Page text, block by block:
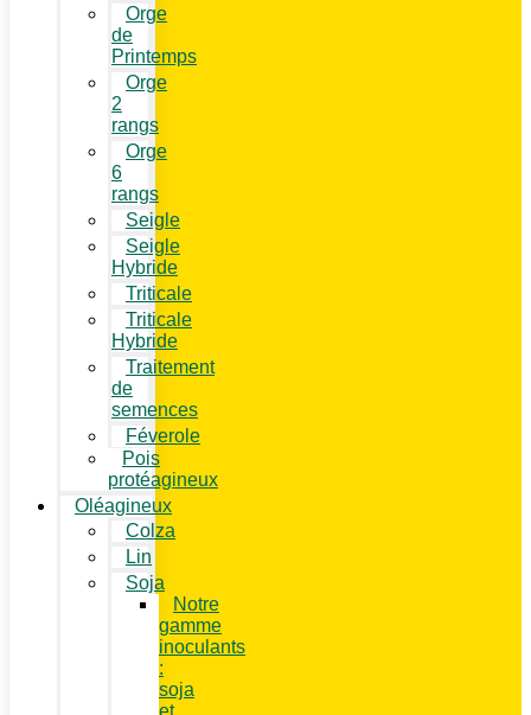
Orge
de
Printemps
Orge
2
rangs
Orge
6
rangs
Seigle
Seigle
Hybride
Triticale
Triticale
Hybride
Traitement
de
semences
Féverole
Pois
protéagineux
Oléagineux
Colza
Lin
Soja
Notre
gamme
inoculants
:
soja
et